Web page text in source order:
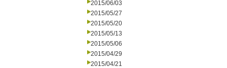
2015/06/03
2015/05/27
2015/05/20
2015/05/13
2015/05/06
2015/04/29
2015/04/21